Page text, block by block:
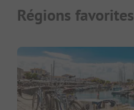
Régions favorites